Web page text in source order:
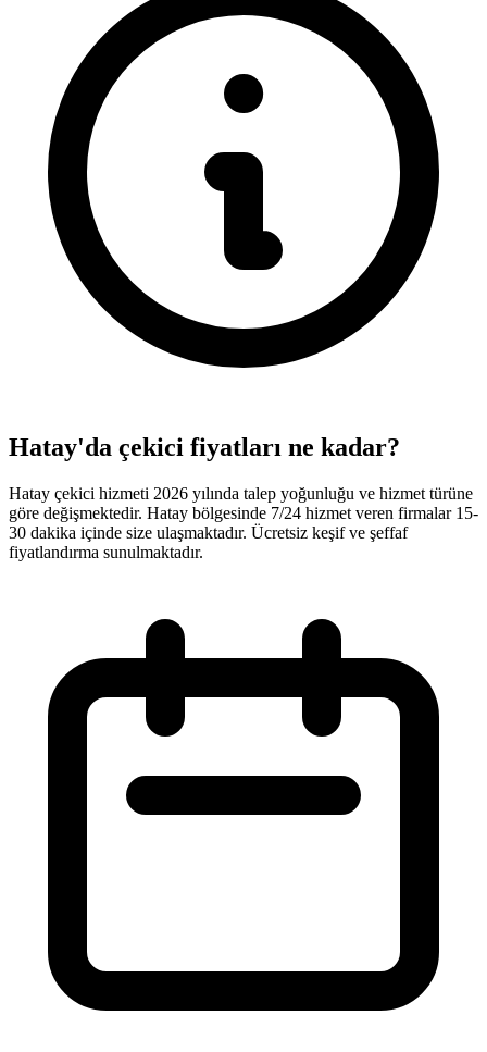
Hatay'da çekici fiyatları ne kadar?
Hatay çekici hizmeti 2026 yılında talep yoğunluğu ve hizmet türüne
göre değişmektedir. Hatay bölgesinde 7/24 hizmet veren firmalar 15-
30 dakika içinde size ulaşmaktadır. Ücretsiz keşif ve şeffaf
fiyatlandırma sunulmaktadır.